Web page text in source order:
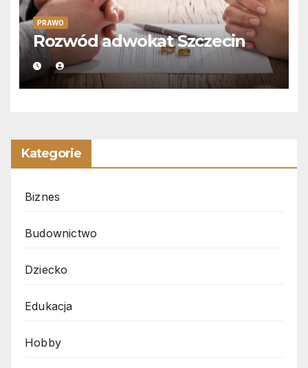
PRAWO
Rozwód adwokat Szczecin
Kategorie
Biznes
Budownictwo
Dziecko
Edukacja
Hobby